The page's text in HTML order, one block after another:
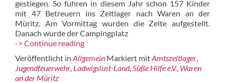
gestiegen. So fuhren in diesem Jahr schon 157 Kinder
mit 47 Betreuern ins Zeltlager nach Waren an der
Müritz. Am Vormittag wurden die Zelte aufgestellt.
Danach wurde der Campingplatz
-> Continue readingAmtszeltlager
Waren
an
Veröffentlicht in Allgemein Markiert mitAmtszeltlager,
Jugendfeuerwehr, Ladwigslust-Land,Süße Hilfe e.V., Waren
an der Müritz